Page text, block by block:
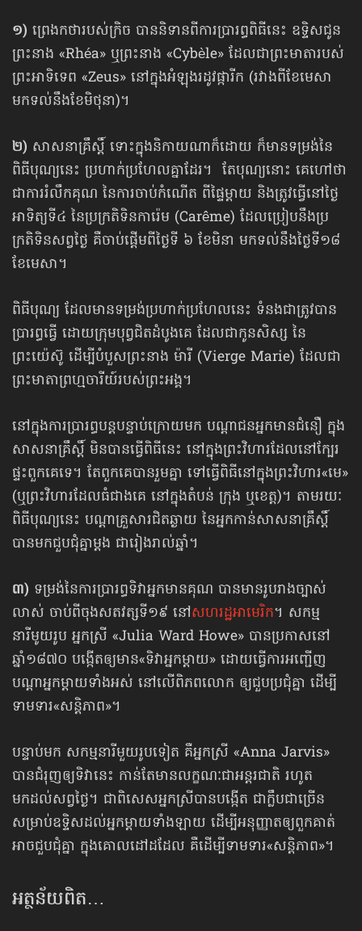
១) ព្រេងកថារបស់ក្រិច បាននិទានពីការប្រារព្ធពិធីនេះ ឧទ្ទិសជូន
ព្រះនាង «Rhéa» ឬព្រះនាង «Cybèle» ដែលជាព្រះមាតារបស់
ព្រះអាទិទេព «Zeus» នៅក្នុងអំឡុងរដូវផ្ការីក (រវាងពីខែមេសា
មកទល់នឹងខែមិថុនា)។
២) សាសនាគ្រឹស្ដិ៍ ទោះក្នុងនិកាយណាក៏ដោយ ក៏មានទម្រង់នៃ
ពិធីបុណ្យនេះ ប្រហាក់ប្រហែលគ្នាដែរ។ តែបុណ្យនោះ គេហៅថា
ជាការរំលឹកគុណ នៃការចាប់កំណើត ពីផ្ទៃម្ដាយ និងត្រូវធ្វើនៅថ្ងៃ
អាទិត្យទី៤ នៃប្រក្រតិទិនការ៉េម (Carême) ដែលប្រៀបនឹងប្រ
ក្រតិទិនសព្វថ្ងៃ គឺចាប់ផ្ដើមពីថ្ងៃទី ៦ ខែមិនា មកទល់នឹងថ្ងៃទី១៨
ខែមេសា។
ពិធីបុណ្យ ដែលមានទម្រង់ប្រហាក់ប្រហែលនេះ ទំនងជាត្រូវបាន
ប្រារព្ធធ្វើ ដោយក្រុមបុព្វជិតដំបូងគេ ដែលជាកូនសិស្ស នៃ
ព្រះយ៉េស៊ូ ដើម្បីបំបួសព្រះនាង ម៉ារី (Vierge Marie) ដែលជា
ព្រះមាតាព្រហ្មចារីយ៍របស់ព្រះអង្គ។
នៅក្នុងការប្រារព្ធបន្តបន្ទាប់ក្រោយមក បណ្ដាជនអ្នកមានជំនឿ ក្នុង
សាសនាគ្រឹស្ដិ៍ មិនបានធ្វើពិធីនេះ នៅក្នុងព្រះវិហារដែលនៅក្បែរ
ផ្ទះពួកគេទេ។ តែពួកគេបានរួមគ្នា ទៅធ្វើពិធីនៅក្នុងព្រះវិហារ«មេ»
(ឬព្រះវិហារដែលធំជាងគេ នៅក្នុងតំបន់ ក្រុង ឬខេត្ត)។ តាមរយៈ
ពិធីបុណ្យនេះ បណ្ដាគ្រួសារជិតឆ្ងាយ នៃអ្នកកាន់សាសនាគ្រឹស្ដិ៍
បានមកជួបជុំគ្នាម្ដង ជារៀងរាល់ឆ្នាំ។
៣) ទម្រង់នៃការប្រារព្ធទិវាអ្នកមានគុណ បានមានរូបរាងច្បាស់
លាស់ ចាប់ពីចុងសតវត្សទី១៩ នៅសហរដ្ឋអាមេរិក។ សកម្ម
នារីមូយរូប អ្នកស្រី «Julia Ward Howe» បានប្រកាសនៅ
ឆ្នាំ១៨៧០ បង្កើតឲ្យមាន«ទិវាអ្នកម្ដាយ» ដោយធ្វើការអញ្ជើញ
បណ្ដាអ្នកម្ដាយទាំងអស់ នៅលើពិភពលោក ឲ្យជួបប្រជុំគ្នា ដើម្បី
ទាមទារ«សន្តិភាព»។
បន្ទាប់មក សកម្មនារីមួយរូបទៀត គឺអ្នកស្រី «Anna Jarvis»
បានជំរុញឲ្យទិវានេះ កាន់តែមានលក្ខណៈជាអន្តរជាតិ រហូត
មកដល់សព្វថ្ងៃ។ ជាពិសេសអ្នកស្រីបានបង្កើត ជាក្លឹបជាច្រើន
សម្រាប់ឧទ្ទិសដល់អ្នកម្ដាយទាំងឡាយ ដើម្បីអនុញ្ញាតឲ្យពួកគាត់
អាចជួបជុំគ្នា ក្នុងគោលដៅដដែល គឺដើម្បីទាមទារ«សន្តិភាព»។
អត្ថន័យពិត…